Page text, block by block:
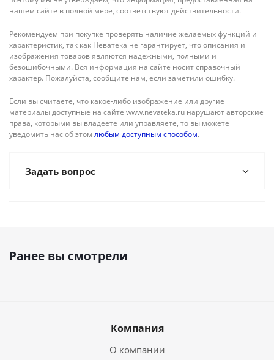
нашем сайте в полной мере, соответствуют действительности.
Рекомендуем при покупке проверять наличие желаемых функций и
характеристик, так как Неватека не гарантирует, что описания и
изображения товаров являются надежными, полными и
безошибочными. Вся информация на сайте носит справочный
характер. Пожалуйста, сообщите нам, если заметили ошибку.
Если вы считаете, что какое-либо изображение или другие
материалы доступные на сайте www.nevateka.ru нарушают авторские
права, которыми вы владеете или управляете, то вы можете
уведомить нас об этом любым доступным способом.
Задать вопрос
Ранее вы смотрели
Компания
О компании